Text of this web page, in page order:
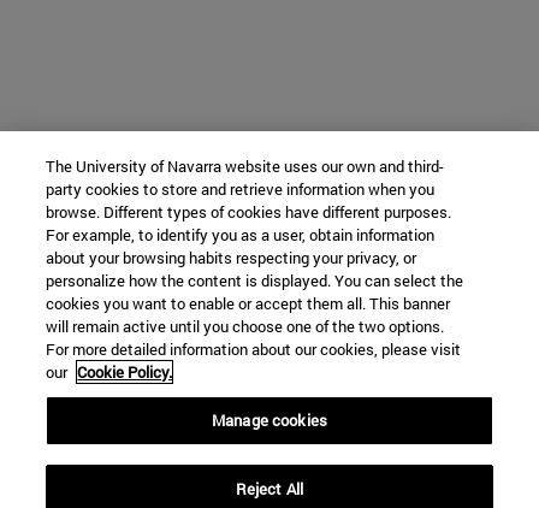
The University of Navarra website uses our own and third-
party cookies to store and retrieve information when you
browse. Different types of cookies have different purposes.
For example, to identify you as a user, obtain information
about your browsing habits respecting your privacy, or
personalize how the content is displayed. You can select the
cookies you want to enable or accept them all. This banner
will remain active until you choose one of the two options.
For more detailed information about our cookies, please visit
our Cookie Policy.
Manage cookies
Reject All